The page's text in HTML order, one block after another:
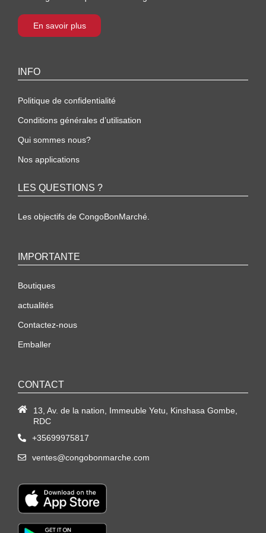
En savoir plus
INFO
Politique de confidentialité
Conditions générales d’utilisation
Qui sommes nous?
Nos applications
LES QUESTIONS ?
Les objectifs de CongoBonMarché.
IMPORTANTE
Boutiques
actualités
Contactez-nous
Emballer
CONTACT
13, Av. de la nation, Immeuble Yetu, Kinshasa Gombe,
RDC
+35699975817
ventes@congobonmarche.com